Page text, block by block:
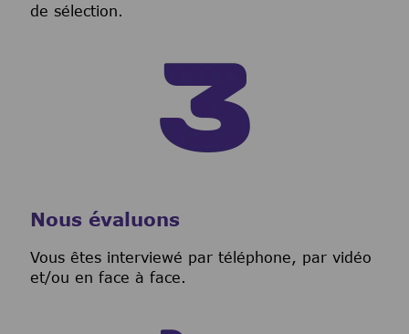
de sélection.
Nous évaluons
Vous êtes interviewé par téléphone, par vidéo
et/ou en face à face.